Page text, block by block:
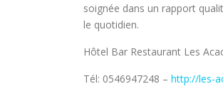
soignée dans un rapport
le quotidien.
Hôtel Bar Restaurant Les
Tél: 0546947248 – http://les-